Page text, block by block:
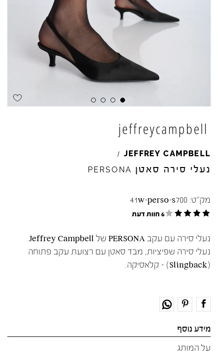
JEFFREY CAMPBELL
/
נעלי סירה סאטן PERSONA
מק"ט: 41w-perso-s700
6 חוות דעת
נעלי סירה עם עקב PERSONA של Jeffrey Campbell.
נעלי סירה שפיציות, מבד סאטן עם רצועת עקב פתוחה
(Slingback) – קלאסיקה.
מידע נוסף
על המותג